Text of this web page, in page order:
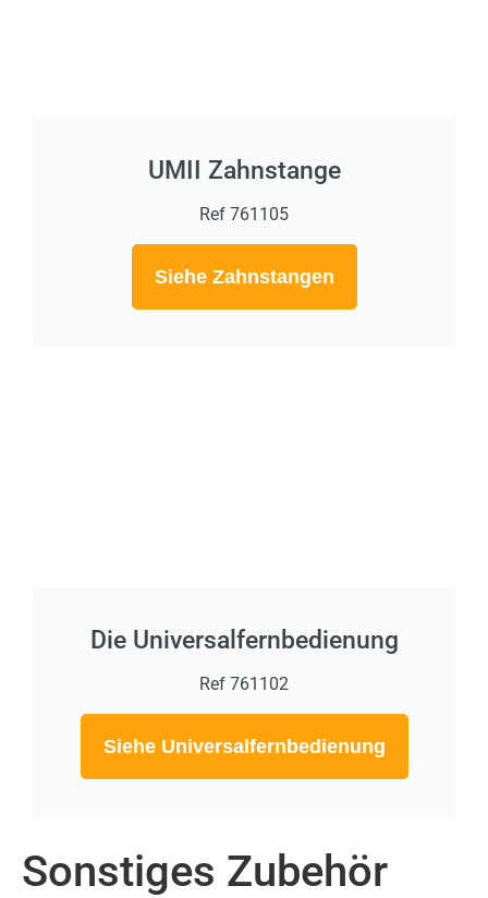
UMII Zahnstange
Ref 761105
Siehe Zahnstangen
Die Universalfernbedienung
Ref 761102
Siehe Universalfernbedienung
Sonstiges Zubehör